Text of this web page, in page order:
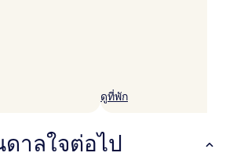
ดูที่พัก
าลใจต่อไป